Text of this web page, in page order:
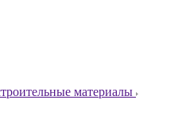
материалы